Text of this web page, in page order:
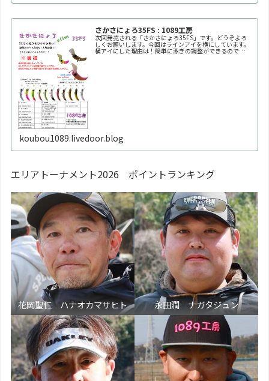
さかさにょろ35FS : 1089工房
次回発売される「さかさにょろ35FS」です。どうぞよろ
しくお願いします。今回はラインアイを横にしています。
横アイにした理由は！簡単に泳ぎの調整ができるので
koubou1089.livedoor.blog
エリアトーナメント2026 ポイントランキング
花岡聖仁 ハナオカマサヒト 永田潤 ナガタジュン